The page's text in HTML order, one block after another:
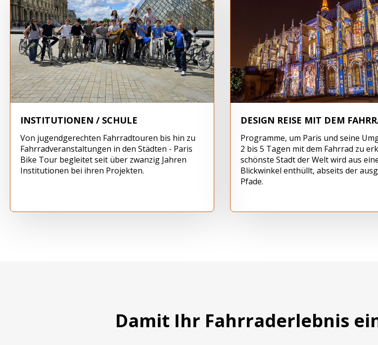
INSTITUTIONEN / SCHULE
Von jugendgerechten Fahrradtouren bis hin zu
Fahrradveranstaltungen in den Städten - Paris
Bike Tour begleitet seit über zwanzig Jahren
Institutionen bei ihren Projekten.
DESIGN REISE MIT DEM
Programme, um Paris und seine
2 bis 5 Tagen mit dem Fahrrad zu
schönste Stadt der Welt wird aus
Blickwinkel enthüllt, abseits der
Pfade.
Damit Ihr Fahrraderlebnis